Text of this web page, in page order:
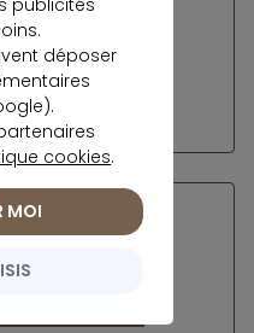
d’un PER
contre
2025
un
en 2026 ?
publicités
déposer
cookies.
MOI